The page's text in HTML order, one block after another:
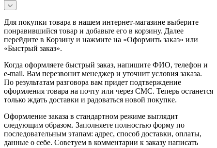
Для покупки товара в нашем интернет-магазине выберите
понравившийся товар и добавьте его в корзину. Далее
перейдите в Корзину и нажмите на «Оформить заказ» или
«Быстрый заказ».
Когда оформляете быстрый заказ, напишите ФИО, телефон и
e-mail. Вам перезвонит менеджер и уточнит условия заказа.
По результатам разговора вам придет подтверждение
оформления товара на почту или через СМС. Теперь останется
только ждать доставки и радоваться новой покупке.
Оформление заказа в стандартном режиме выглядит
следующим образом. Заполняете полностью форму по
последовательным этапам: адрес, способ доставки, оплаты,
данные о себе. Советуем в комментарии к заказу написать